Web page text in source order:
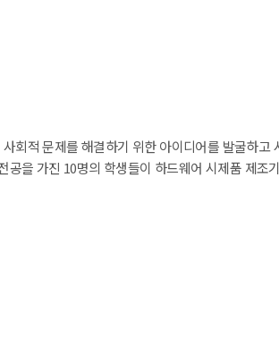
회적 문제를 해결하기 위한 아이디어를 발굴하
을 가진 10명의 학생들이 하드웨어 시제품 제조
마트 조명, 비전 기술 기반 자율주행차 등 다양한